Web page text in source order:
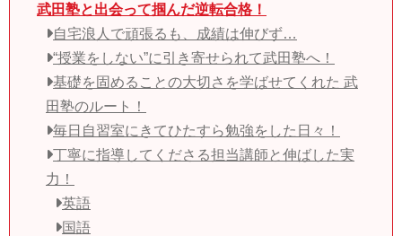
武田塾と出会って掴んだ逆転合格！
自宅浪人で頑張るも、成績は伸びず…
“授業をしない”に引き寄せられて武田塾へ！
基礎を固めることの大切さを学ばせてくれた 武
田塾のルート！
毎日自習室にきてひたすら勉強をした日々！
丁寧に指導してくださる担当講師と伸ばした実
力！
英語
国語